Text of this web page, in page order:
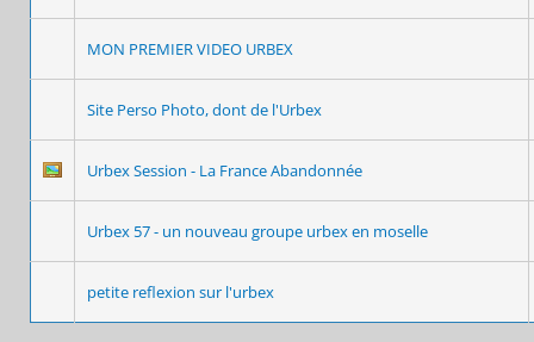
MON PREMIER VIDEO URBEX
Site Perso Photo, dont de l'Urbex
Urbex Session - La France Abandonnée
Urbex 57 - un nouveau groupe urbex en moselle
petite reflexion sur l'urbex